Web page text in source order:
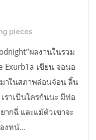
pieces
ผลงานในรวม
Exurb1a เขียน จอนอ
าในสภาพล่อนจ้อน ลิ้น
ราเป็นใครกันนะ มีท่อ
ากฉี่ และแม้ตัวเขาจะ
งหน้...